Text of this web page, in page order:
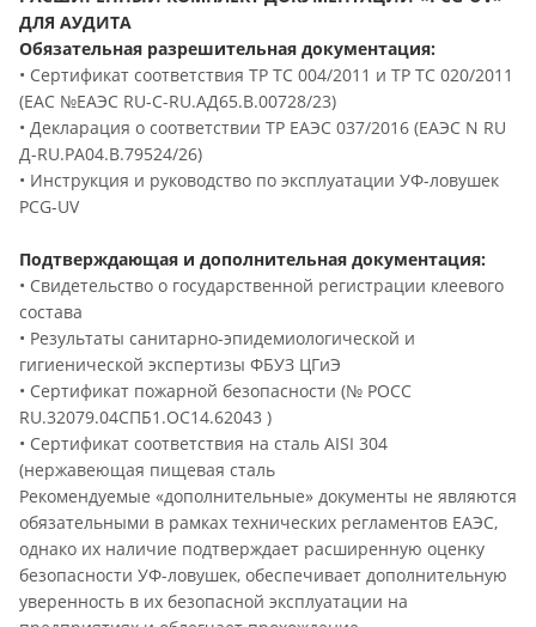
ДЛЯ АУДИТА
Обязательная разрешительная документация:
• Сертификат соответствия ТР ТС 004/2011 и ТР ТС 020/2011
(ЕАС №ЕАЭС RU-C-RU.АД65.В.00728/23)
• Декларация о соответствии ТР ЕАЭС 037/2016 (ЕАЭС N RU
Д-RU.РА04.В.79524/26)
• Инструкция и руководство по эксплуатации УФ-ловушек
PCG-UV
Подтверждающая и дополнительная документация:
• Свидетельство о государственной регистрации клеевого
состава
• Результаты санитарно-эпидемиологической и
гигиенической экспертизы ФБУЗ ЦГиЭ
• Сертификат пожарной безопасности (№ РОСС
RU.32079.04СПБ1.OC14.62043 )
• Сертификат соответствия на сталь AISI 304
(нержавеющая пищевая сталь
Рекомендуемые «дополнительные» документы не являются
обязательными в рамках технических регламентов ЕАЭС,
однако их наличие подтверждает расширенную оценку
безопасности УФ-ловушек, обеспечивает дополнительную
уверенность в их безопасной эксплуатации на